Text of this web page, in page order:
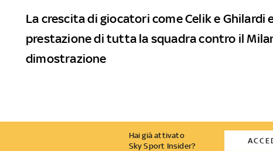
La crescita di giocatori come Celik e Ghilardi
prestazione di tutta la squadra contro il
dimostrazione
Hai già attivato
Sky Sport Insider?